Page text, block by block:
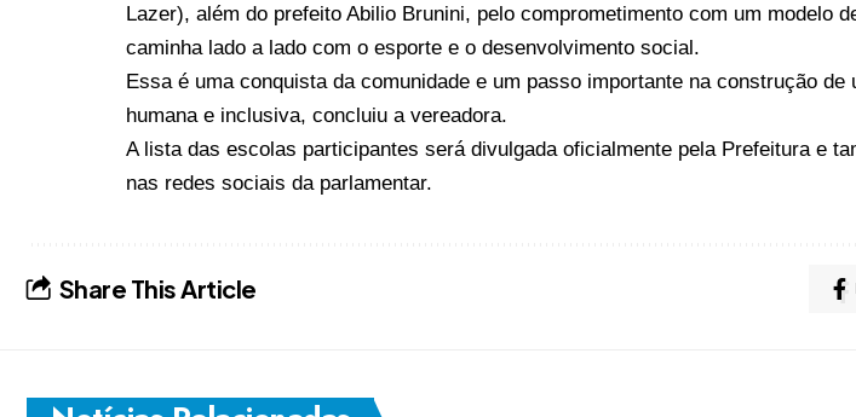
Lazer), além do prefeito Abilio Brunini, pelo comprometimento com um modelo
caminha lado a lado com o esporte e o desenvolvimento social.
Essa é uma conquista da comunidade e um passo importante na construção de
humana e inclusiva, concluiu a vereadora.
A lista das escolas participantes será divulgada oficialmente pela Prefeitura e
nas redes sociais da parlamentar.
Share This Article